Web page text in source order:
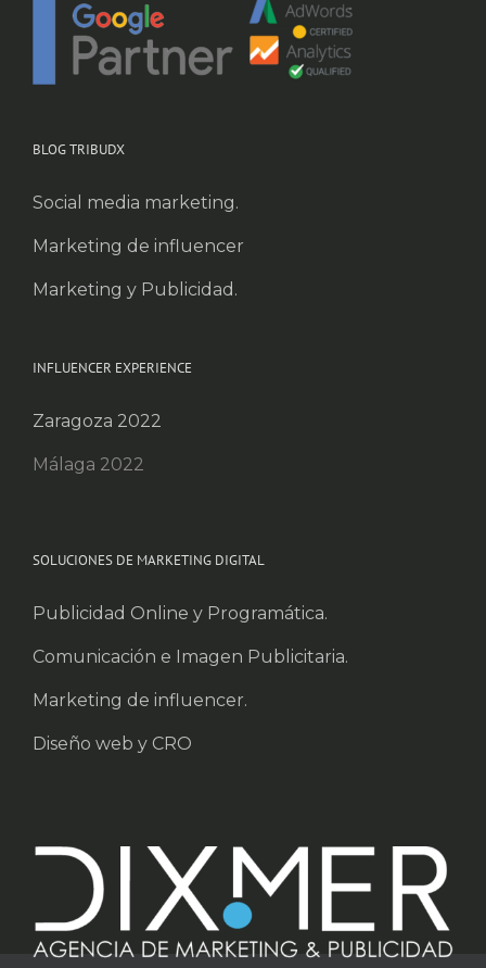
BLOG TRIBUDX
Social media marketing.
Marketing de influencer
Marketing y Publicidad.
INFLUENCER EXPERIENCE
Zaragoza 2022
Málaga 2022
SOLUCIONES DE MARKETING DIGITAL
Publicidad Online y Programática.
Comunicación e Imagen Publicitaria.
Marketing de influencer.
Diseño web y CRO